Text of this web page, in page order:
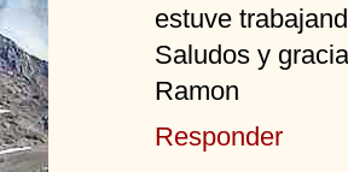
estuve
Saludos y
Ramon
Responder